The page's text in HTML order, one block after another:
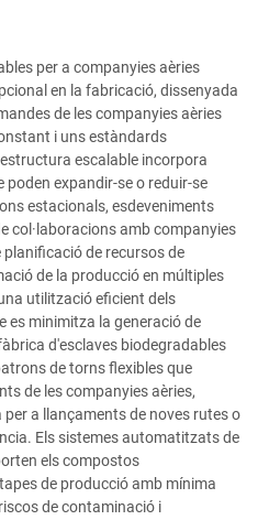
per a companyies aèries
en la fabricació, dissenyada
de les companyies aèries
i uns estàndards
escalable incorpora
poden expandir-se o reduir-se
estacionals, esdeveniments
col·laboracions amb companyies
de recursos de
de la producció en múltiples
utilització eficient dels
es minimitza la generació de
d'esclaves biodegradables
de torns flexibles que
de les companyies aèries,
a llançaments de noves rutes o
Els sistemes automatitzats de
els compostos
de producció amb mínima
de contaminació i